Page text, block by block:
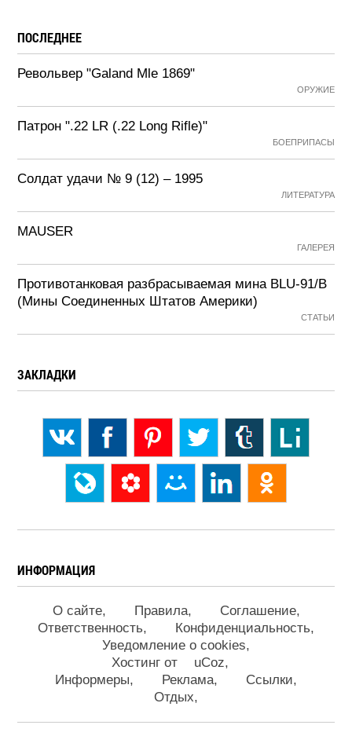
ПОСЛЕДНЕЕ
Револьвер "Galand Mle 1869"
ОРУЖИЕ
Патрон ".22 LR (.22 Long Rifle)"
БОЕПРИПАСЫ
Солдат удачи № 9 (12) – 1995
ЛИТЕРАТУРА
MAUSER
ГАЛЕРЕЯ
Противотанковая разбрасываемая мина BLU-91/B
(Мины Соединенных Штатов Америки)
СТАТЬИ
ЗАКЛАДКИ
ИНФОРМАЦИЯ
О сайте Правила
Соглашение
Ответственность
Конфиденциальность
Уведомление о cookies
Хостинг от
uCoz
Информеры
Реклама
Ссылки
Отдых